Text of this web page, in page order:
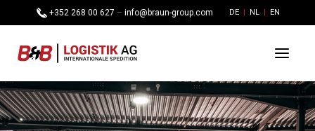
DE NL EN
+352 268 00 627 – info@braun-group.com